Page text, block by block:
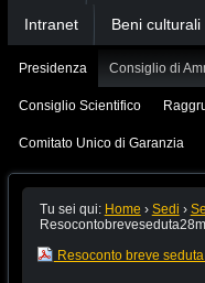
Intranet Beni culturali
Presidenza Consiglio di
Consiglio Scientifico
Comitato Unico di Garanzia
Tu sei qui: Home › Sedi ›
Resoconto breve